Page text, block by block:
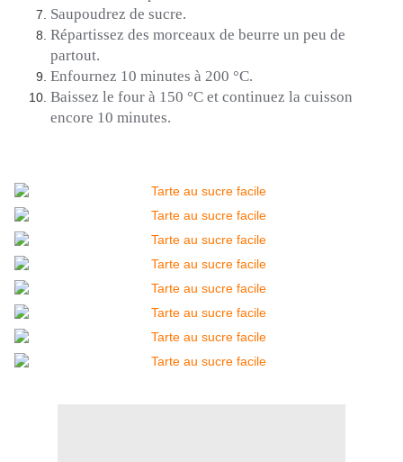
Saupoudrez de sucre.
Répartissez des morceaux de beurre un peu de
partout.
Enfournez 10 minutes à 200 °C.
Baissez le four à 150 °C et continuez la cuisson
encore 10 minutes.